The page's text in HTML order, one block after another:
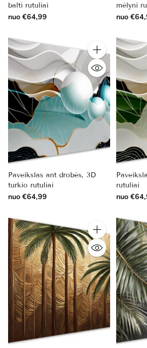
balti rutuliai
nuo €64,99
mėlyni
nuo
Kiekis
Paveikslas ant drobės, 3D
turkio rutuliai
nuo €64,99
rutuliai
nuo
Kiekis